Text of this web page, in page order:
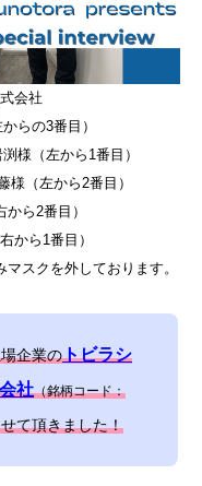
会社
らの3番目）
（左から1番目）
（左から2番目）
ら2番目）
ら1番目）
スクを外しております。
企業のトビラシ
社（銘柄コード：
て頂きました！